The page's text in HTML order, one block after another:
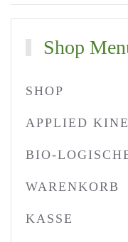
Shop
SHOP
APPLIED
BIO-
WARENKORB
KASSE